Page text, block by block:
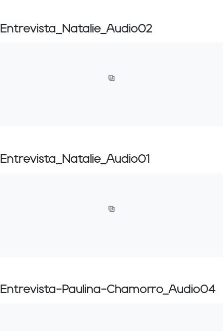
Entrevista_Natalie_Audio02
Entrevista_Natalie_Audio01
Entrevista-Paulina-Chamorro_Audio04